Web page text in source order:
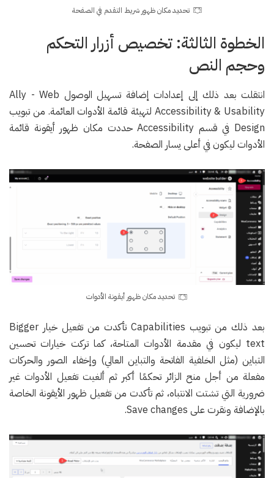
تحديد مكان ظهور شريط التقدم في الصفحة
الخطوة الثالثة: تخصيص أزرار التحكم
وحجم النص
انتقلت بعد ذلك إلى إعدادات إضافة تسهيل الوصول Ally - Web
Accessibility & Usability لتهيئة قائمة الأدوات العائمة. من تبويب
Design في قسم Accessibility حددت مكان ظهور أيقونة قائمة
الأدوات ليكون في أعلى يسار الصفحة.
تحديد مكان ظهور أيقونة الأدوات
بعد ذلك من تبويب Capabilities تأكدت من تفعيل خيار Bigger
text ليكون في مقدمة الأدوات المتاحة، كما تركت خيارات تحسين
التباين (مثل الخلفية الفاتحة والتباين العالي) وإخفاء الصور والحركات
مفعلة من أجل منح الزائر تحكمًا أكبر ثم ألغيت تفعيل الأدوات غير
ضرورية التي تشتت الانتباه، ثم تأكدت من تفعيل ظهور الأيقونة الخاصة
بالإضافة ونقرت على Save changes.